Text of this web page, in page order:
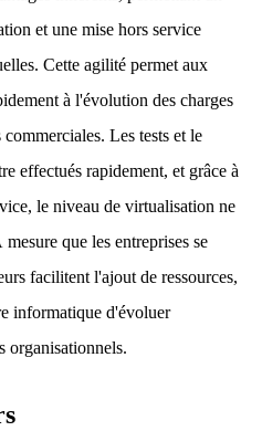
et une mise hors service
Cette agilité permet aux
à l'évolution des charges
Les tests et le
effectués rapidement, et grâce à
le niveau de virtualisation ne
que les entreprises se
facilitent l'ajout de ressources,
informatique d'évoluer
organisationnels.